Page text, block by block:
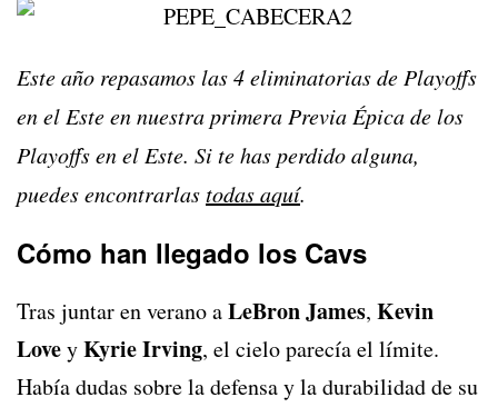
Este año repasamos las 4 eliminatorias de Playoffs
en el Este en nuestra primera Previa Épica de los
Playoffs en el Este. Si te has perdido alguna,
puedes encontrarlastodas aquí.
Cómo han llegado los Cavs
Tras juntar en verano aLeBron James, Kevin
LoveyKyrie Irving, el cielo parecía el límite.
Había dudas sobre la defensa y la durabilidad de su